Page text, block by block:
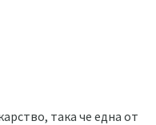
така че една от